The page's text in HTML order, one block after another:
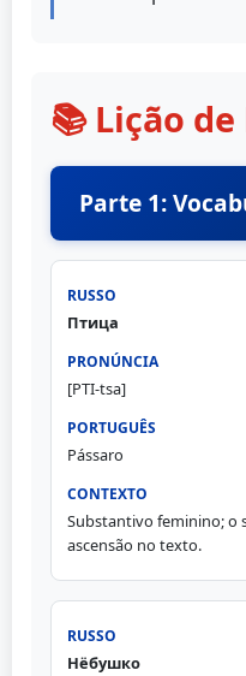
📚 Lição de
Parte 1:
Птица
[PTI-tsa]
Pássaro
Substantivo feminino; o
ascensão no texto.
Нёбушко